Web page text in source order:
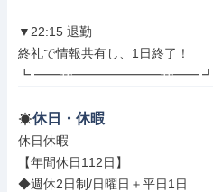
▼22:15 退勤
終礼で情報共有し、1日終了！
┗ ━━┅━━━━━━━┅━━ ┛
休日・休暇
休日休暇
【年間休日112日】
◆週休2日制/日曜日＋平日1日